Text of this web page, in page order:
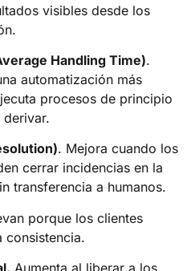
visibles desde los
Handling Time).
automatización más
procesos de principio
. Mejora cuando los
cerrar incidencias en la
transferencia a humanos.
porque los clientes
consistencia.